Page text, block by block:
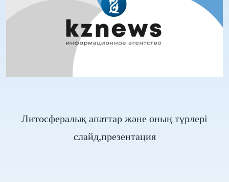
Литосфералық апаттар және оның түрлері
слайд,презентация